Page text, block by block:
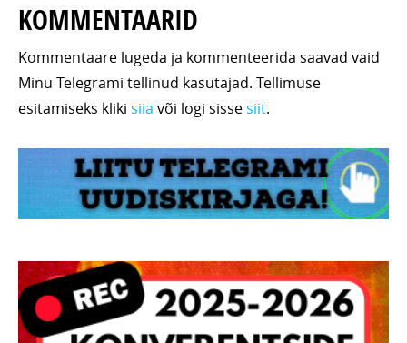
KOMMENTAARID
Kommentaare lugeda ja kommenteerida saavad vaid
Minu Telegrami tellinud kasutajad. Tellimuse
esitamiseks kliki siia või logi sissesiit.